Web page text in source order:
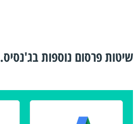
שיטות פרסום נוספות בג'נסיס.